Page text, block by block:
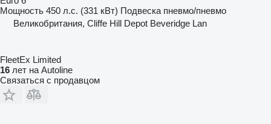
Мощность 450 л.с. (331 кВт) Подвеска пневмо/пневмо
Великобритания, Cliffe Hill Depot Beveridge Lan
FleetEx Limited
16 лет на Autoline
Связаться с продавцом